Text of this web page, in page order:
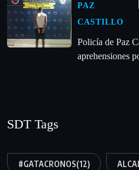
PAZ
CASTILLO
‎Policía de Paz
aprehensiones
SDT Tags
#GATACRONOS(12)